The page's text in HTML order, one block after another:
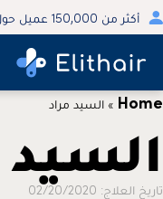
أكثر من 150,000 عميل حول العالم يثقون بنا
Home
» السيد مراد
السيد
تاريخ العلاج: 02/20/2020